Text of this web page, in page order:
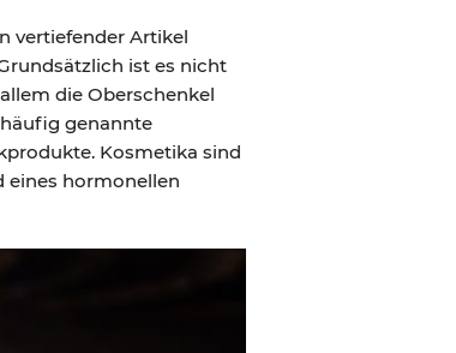
vertiefender Artikel
ist es nicht
die Oberschenkel
genannte
Kosmetika sind
eines hormonellen